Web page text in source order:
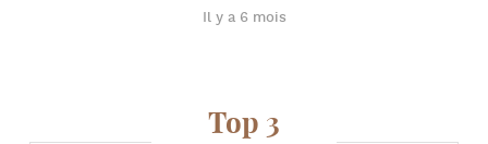
Il y a 6 mois
Top 3